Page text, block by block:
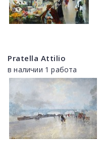
Pratella Attilio
в наличии 1 работа